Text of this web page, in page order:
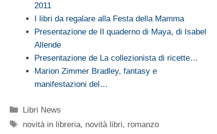
2011
I libri da regalare alla Festa della Mamma
Presentazione de Il quaderno di Maya, di Isabel
Allende
Presentazione de La collezionista di ricette…
Marion Zimmer Bradley, fantasy e
manifestazioni del…
Categorie
Libri News
Tag
novità in libreria, novità libri, romanzo